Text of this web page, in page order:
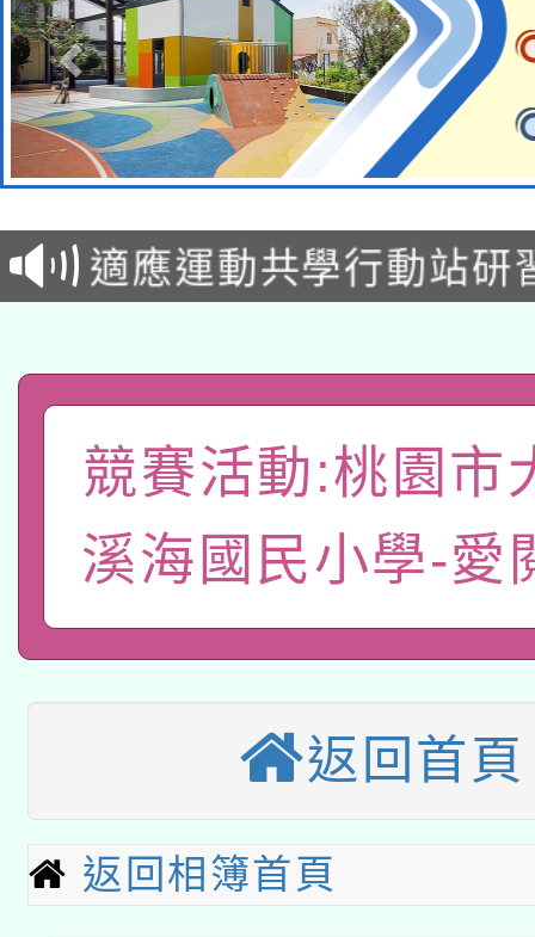
本校115學年度第2次
招甄選結果公告(無人
適應運動共學行動站研
本館辦理115年度閱讀
暨閱讀推動專業研習
科技賦能─人工智慧
礎課程
A3數位素養講師名單
「數位內容與教學軟體
pilot」
有關大陸委員會函釋公
薪期間赴陸應申請許可
用水績優單位及節水達
動」
115年8月22日(星期六
桃園市孔廟祈福系列
開 智慧啟航」
2026年桃園地景藝術
本校115學年度第2次
招甄選結果公告(無人
適應運動共學行動站研
本館辦理115年度閱讀
競賽活動:桃園市
溪海國民小學-愛
返回首頁
返回相簿首頁